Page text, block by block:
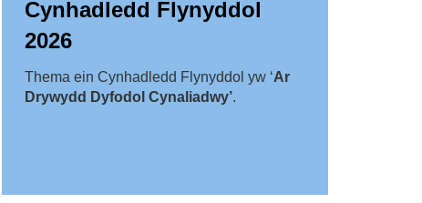
Cynhadledd Flynyddol
2026
Thema ein Cynhadledd Flynyddol yw ‘Ar
Drywydd Dyfodol Cynaliadwy’.